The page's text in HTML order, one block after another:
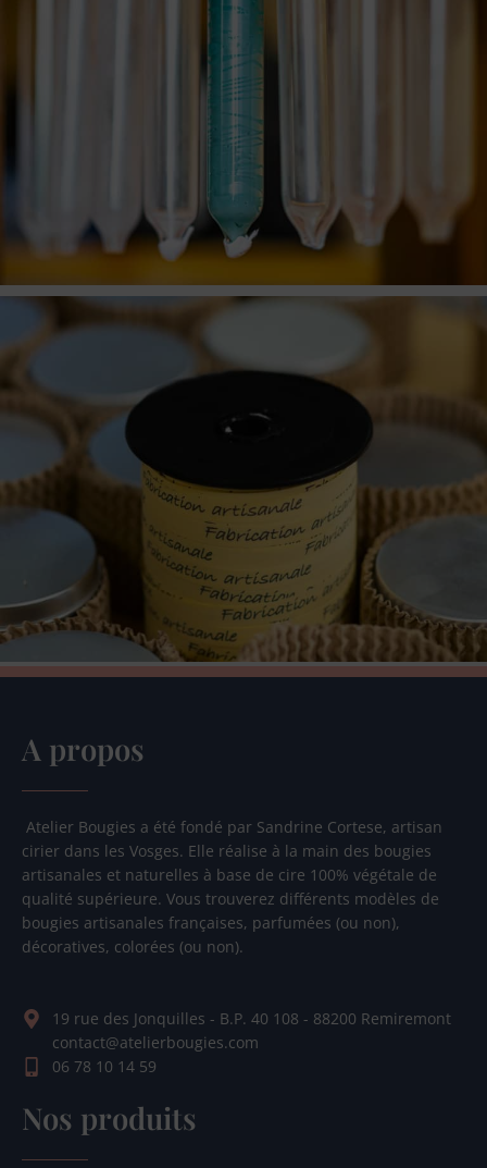
A propos
Atelier Bougies a été fondé par Sandrine Cortese, artisan
cirier dans les Vosges. Elle réalise à la main des bougies
artisanales et naturelles à base de cire 100% végétale de
qualité supérieure. Vous trouverez différents modèles de
bougies artisanales françaises, parfumées (ou non),
décoratives, colorées (ou non).
19 rue des Jonquilles - B.P. 40 108 - 88200 Remiremont
contact@atelierbougies.com
06 78 10 14 59
Nos produits